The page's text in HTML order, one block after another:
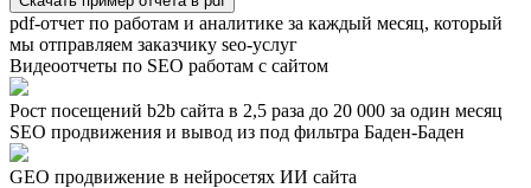
pdf-отчет по работам и аналитике за каждый месяц, который
мы отправляем заказчику seo-услуг
Видеоотчеты по SEO работам с сайтом
Рост посещений b2b сайта в 2,5 раза до 20 000 за один месяц
SEO продвижения и вывод из под фильтра Баден-Баден
GEO продвижение в нейросетях ИИ сайта